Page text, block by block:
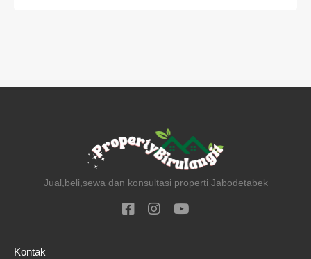
Jual,beli,sewa dan konsultasi properti Jabodetabek
Kontak